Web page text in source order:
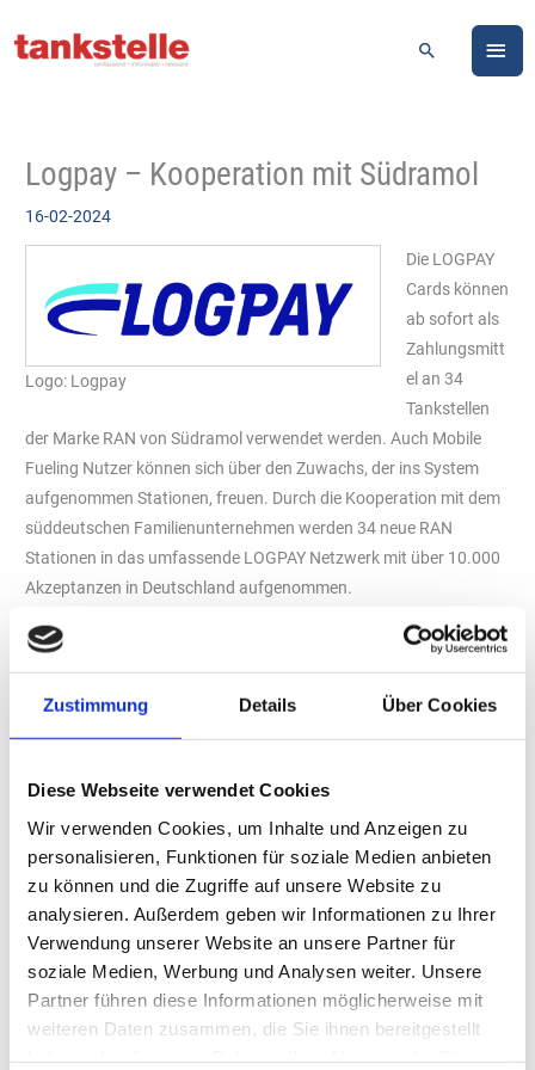
Zustimmung Details Über Cookies
Diese Webseite verwendet Cookies
Wir verwenden Cookies, um Inhalte und Anzeigen zu
personalisieren, Funktionen für soziale Medien anbieten
zu können und die Zugriffe auf unsere Website zu
analysieren. Außerdem geben wir Informationen zu Ihrer
Verwendung unserer Website an unsere Partner für
soziale Medien, Werbung und Analysen weiter. Unsere
Partner führen diese Informationen möglicherweise mit
weiteren Daten zusammen, die Sie ihnen bereitgestellt
Inhalt
Suchen
Logpay – Kooperation mit Südramol
16-02-2024
Logo: Logpay
Die LOGPAY
Cards können
ab sofort als
Zahlungsmitt
el an 34
Tankstellen
der Marke RAN von Südramol verwendet werden. Auch Mobile
Fueling Nutzer können sich über den Zuwachs, der ins System
aufgenommen Stationen, freuen. Durch die Kooperation mit dem
süddeutschen Familienunternehmen werden 34 neue RAN
Stationen in das umfassende LOGPAY Netzwerk mit über 10.000
Akzeptanzen in Deutschland aufgenommen.
Von den neuen RAN Stationen sind auch alle 34 Tankstellen für
den digitalen Bezahlservice Mobile Fueling freigeschaltet. Kunden
bezahlen. Damit baut LOGPAY seine Pay@Pump Netzabdeckung
weiter aus.
Für die Nutzung von Mobile Fueling ist eine LOGPAY Charge&Fuel
Card Shell, die in der App ebenfalls für Mobile Fueling aktiviert
werden kann, stehen so deutschlandweit über 3.000 Stationen,
u.a. Shell, HEM, Hoyer sowie jetzt neu die Akzeptanzen bei RAN
den Shop und können ihre Fahrt zügig fortsetzen. Zusätzlich
werden Tankbelege papierfrei und umweltbewusst digital
zugestellt.
Hochwertige Gastronomie